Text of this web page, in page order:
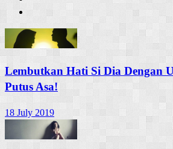
Lembutkan Hati Si Dia Dengan
Putus Asa!
18 July 2019